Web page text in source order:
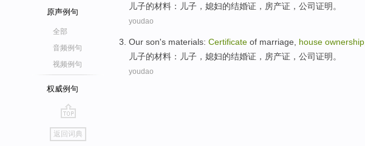
原声例句
全部
音频例句
视频例句
权威例句
go
top
返回词典
儿子的材料 ：儿子，媳妇的结婚证 ，房产证，公司证明 。
youdao
Our son's materials: Certificate of marriage house ownership
儿子的材料 ：儿子，媳妇的结婚证 ，房产证，公司证明。
youdao